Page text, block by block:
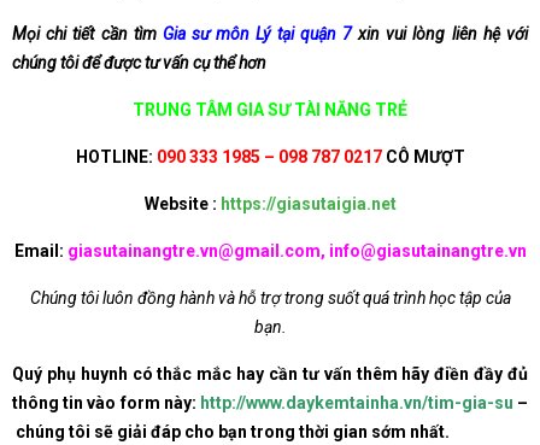
Mọi chi tiết cần tìm Gia sư môn Lý tại quận 7xin vui lòng liên hệ với
chúng tôi để được tư vấn cụ thể hơn
TRUNG TÂM GIA SƯ TÀI NĂNG TRẺ
HOTLINE: 090 333 1985 – 098 787 0217 CÔ MƯỢT
Website : https://giasutaigia.net
Email: giasutainangtre.vn@gmail.com, info@giasutainangtre.vn
Chúng tôi luôn đồng hành và hỗ trợ trong suốt quá trình học tập của
bạn.
Quý phụ huynh có thắc mắc hay cần tư vấn thêm hãy điền đầy đủ
thông tin vào form này: http://www.daykemtainha.vn/tim-gia-su –
chúng tôi sẽ giải đáp cho bạn trong thời gian sớm nhất.